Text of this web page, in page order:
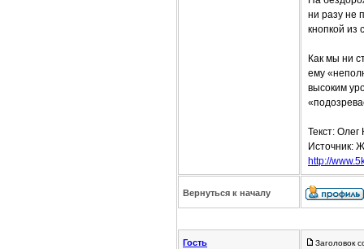
ни разу не
кнопкой из
Как мы ни
ему
высоким
Текст:
Источник:
http://
Вернуться к началу
Гость
Заголовок